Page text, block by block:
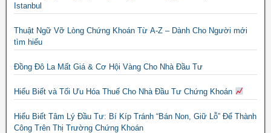
Istanbul
Thuật Ngữ Vỡ Lòng Chứng Khoán Từ A-Z – Dành Cho Người mới
tìm hiểu
Đồng Đô La Mất Giá & Cơ Hội Vàng Cho Nhà Đầu Tư
Hiểu Biết và Tối Ưu Hóa Thuế Cho Nhà Đầu Tư Chứng Khoán
Hiểu Biết Tâm Lý Đầu Tư: Bí Kíp Tránh “Bán Non, Giữ Lỗ” Để Thành
Công Trên Thị Trường Chứng Khoán